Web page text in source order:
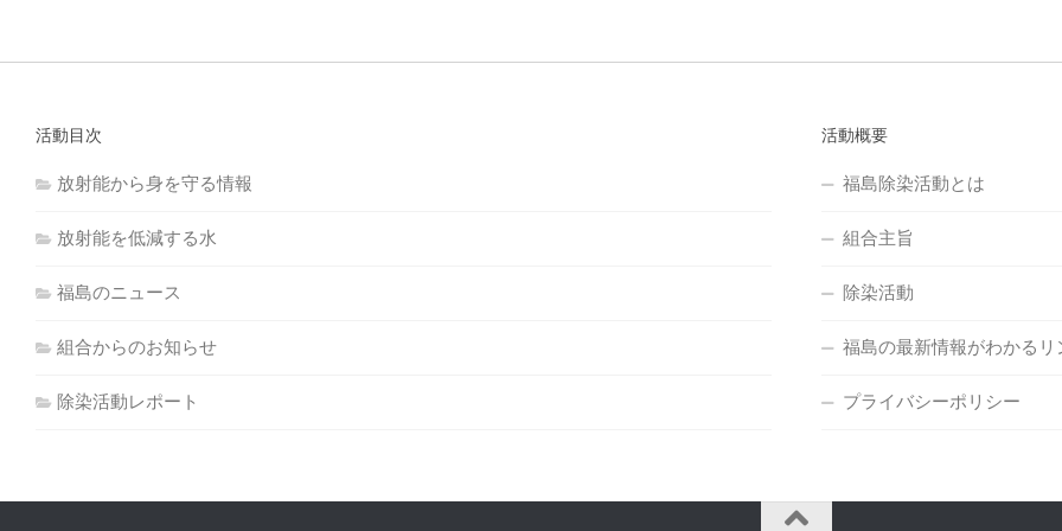
活動目次
放射能から身を守る情報
放射能を低減する水
福島のニュース
組合からのお知らせ
除染活動レポート
活動概要
福島除染活動とは
組合主旨
除染活動
福島の最新情報がわかるリ
プライバシーポリシー